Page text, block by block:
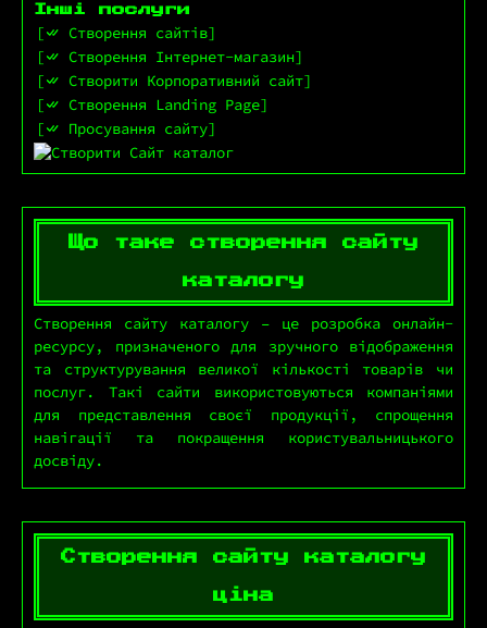
Інші послуги
Створення сайтів
Створення Інтернет-магазин
Створити Корпоративний сайт
Створення Landing Page
Просування сайту
Що таке створення сайту
каталогу
Створення сайту каталогу – це розробка онлайн-
ресурсу, призначеного для зручного відображення
та структурування великої кількості товарів чи
послуг. Такі сайти використовуються компаніями
для представлення своєї продукції, спрощення
навігації та покращення користувальницького
досвіду.
Створення сайту каталогу
ціна